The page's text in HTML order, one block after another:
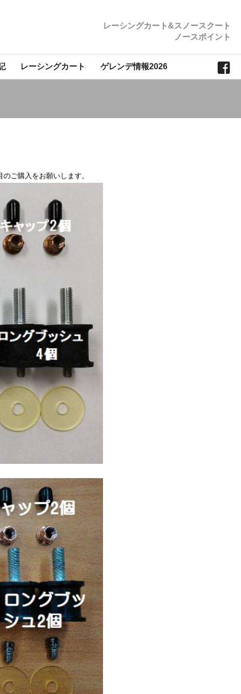
レーシングカート&スノースクート
ノースポイント
レーシングカート ゲレンデ情報2026
ご購入をお願いします。